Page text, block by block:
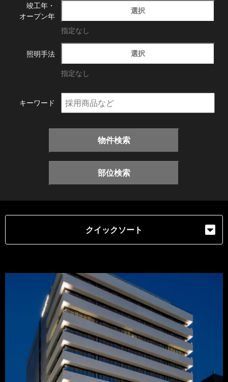
竣工年・
オープン年
選択
指定なし
照明手法 選択
指定なし
キーワード
物件検索
部位検索
クイックソート